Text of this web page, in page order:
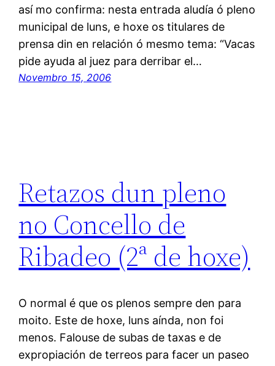
así mo confirma: nesta entrada aludía ó pleno
municipal de luns, e hoxe os titulares de
prensa din en relación ó mesmo tema: “Vacas
pide ayuda al juez para derribar el…
Novembro 15, 2006
Retazos dun pleno
no Concello de
Ribadeo (2ª de hoxe)
O normal é que os plenos sempre den para
moito. Este de hoxe, luns aínda, non foi
menos. Falouse de subas de taxas e de
expropiación de terreos para facer un paseo